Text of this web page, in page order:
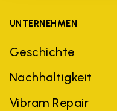
UNTERNEHMEN
Geschichte
Nachhaltigkeit
Vibram Repair